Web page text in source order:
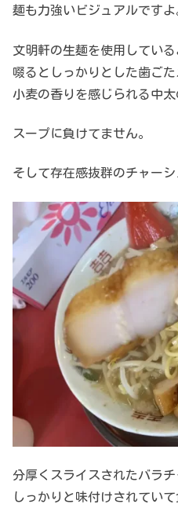
麺も力強いビジュアルですよ
文明軒の生麺を使用している
啜るとしっかりとした歯ごた
小麦の香りを感じられる中太
スープに負けてません。
そして存在感抜群のチャーシ
分厚くスライスされたバラ
しっかりと味付けされていて